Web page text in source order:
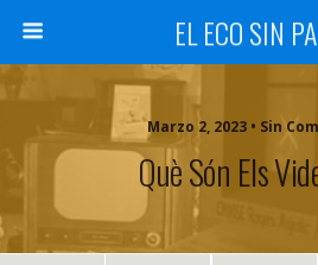
EL ECO SIN
Marzo 2, 2023 • Sin
Què Són Els